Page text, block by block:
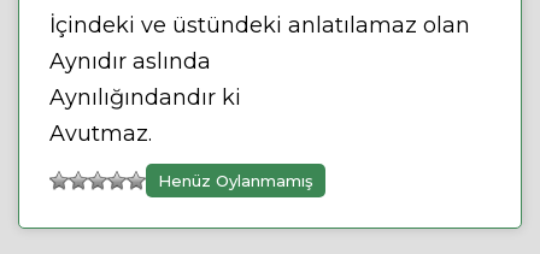
İçindeki ve üstündeki anlatılamaz olan
Aynıdır aslında
Aynılığındandır ki
Avutmaz.
Henüz Oylanmamış